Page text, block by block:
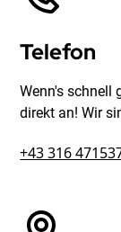
Telefon
Wenn's schnell
direkt an! Wir
+43 316